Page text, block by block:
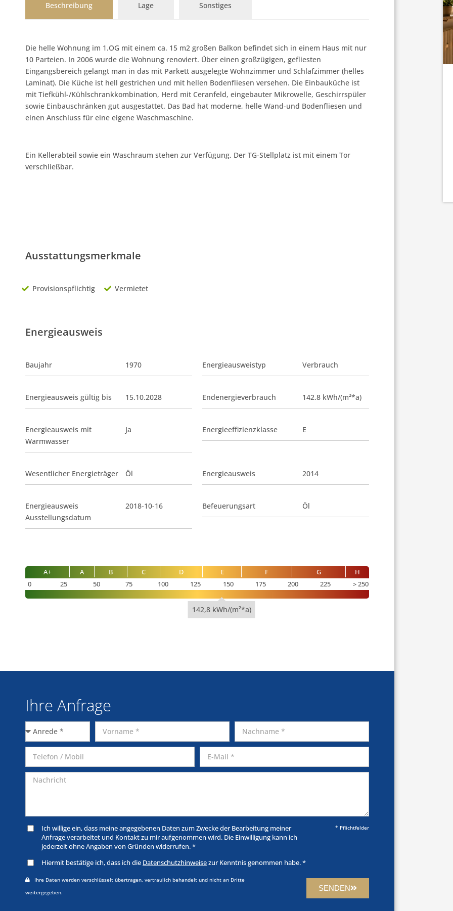
Beschreibung Lage Sonstiges
Die helle Wohnung im 1.OG mit einem ca. 15 m2 großen Balkon befindet sich in einem Haus mit nur
10 Parteien. In 2006 wurde die Wohnung renoviert. Über einen großzügigen, gefliesten
Eingangsbereich gelangt man in das mit Parkett ausgelegte Wohnzimmer und Schlafzimmer (helles
Laminat). Die Küche ist hell gestrichen und mit hellen Bodenfliesen versehen. Die Einbauküche ist
mit Tiefkühl-/Kühlschrankkombination, Herd mit Ceranfeld, eingebauter Mikrowelle, Geschirrspüler
sowie Einbauschränken gut ausgestattet. Das Bad hat moderne, helle Wand-und Bodenfliesen und
einen Anschluss für eine eigene Waschmaschine.
Ein Kellerabteil sowie ein Waschraum stehen zur Verfügung. Der TG-Stellplatz ist mit einem Tor
verschließbar.
Ausstattungsmerkmale
Provisionspflichtig Vermietet
Energieausweis
Baujahr 1970 Energieausweistyp Verbrauch
Energieausweis gültig bis 15.10.2028 Endenergieverbrauch 142.8 kWh/(m²*a)
Energieausweis mit
Warmwasser
Ja Energieeffizienzklasse E
Wesentlicher Energieträger Öl Energieausweis 2014
Energieausweis
Ausstellungsdatum
2018-10-16 Befeuerungsart Öl
A+ A B C D E F G
H
0
25 50 75 100 125 150 175 200 225 250
142,8 kWh/(m²*a)
Ihre Anfrage
Ich willige ein, dass meine angegebenen Daten zum Zwecke der Bearbeitung meiner
Anfrage verarbeitet und Kontakt zu mir aufgenommen wird. Die Einwilligung kann ich
jederzeit ohne Angaben von Gründen widerrufen. *
* Pflichtfelder
Hiermit bestätige ich, dass ich die Datenschutzhinweisezur Kenntnis genommen habe. *
Ihre Daten werden verschlüsselt übertragen, vertraulich behandelt und nicht an Dritte
weitergegeben.
SENDEN
Kaufpreis
343.000 €